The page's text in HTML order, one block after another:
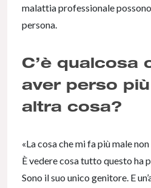
malattia professionale
persona.
C’è qualcosa
aver perso
altra cosa?
«La cosa che mi fa più male
È vedere cosa tutto questo ha
Sono il suo unico genitore. E